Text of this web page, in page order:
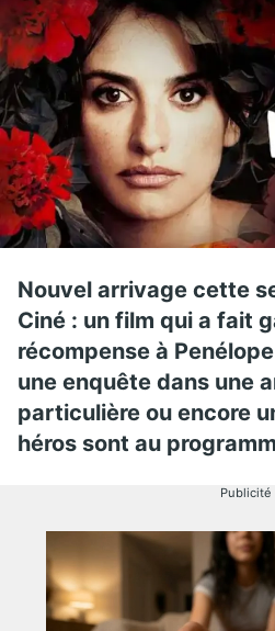
Nouvel arrivage cette
Ciné : un film qui a fait
récompense à
une enquête dans une
particulière ou encore
héros sont au
Publicité